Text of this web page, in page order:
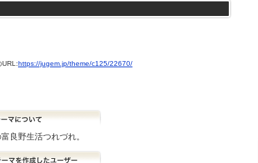
URL:https://jugem.jp/theme/c125/22670/
良野生活つれづれ。